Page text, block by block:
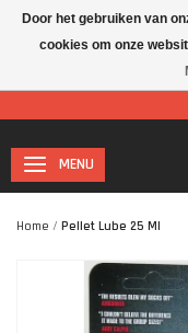
Let op: I.v.m. de
MENU
Home / Pellet Lube 25 Ml
Door het gebruiken van
cookies om onze